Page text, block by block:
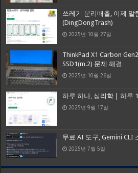
쓰레기 분리배출, 이제 알
(DingDongTrash)
2025년 10월 27일
ThinkPad X1 Carbon
SSD1(m.2) 문제 해결
2025년 10월 26일
하루 하나, 심리학 | 하루
2025년 9월 17일
무료 AI 도구, Gemini CLI
2025년 7월 5일